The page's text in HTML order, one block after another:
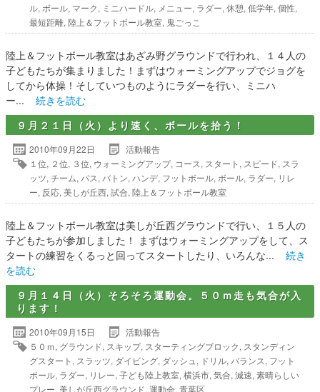
ル, ボール, マーク, ミニハードル, メニュー, ラダー, 休憩, 低学年, 個性,
最短距離, 陸上＆フットボール教室, 鬼ごっこ
陸上＆フットボール教室はあざみ野グラウンドで行われ、１４人の
子どもたちが集まりました！まずはウォーミングアップでジョグを
してから体操！そしていつものようにラダーを行い、ミニハ
ー... 続きを読む
９月２１日（火）より速く、ボールを拾う！
2010年09月22日
活動報告
１位, ２位, ３位, ウォーミングアップ, コース, スタート , スピード, スラ
ッツ, チーム, パス, バトン, ハンデ, フットボール, ボール, ラダー, リレ
ー, 反応, 美しが丘西, 試合, 陸上＆フットボール教室
陸上＆フットボール教室は美しが丘西グラウンドで行い、１５人の
子どもたちが参加しました！ まずはウォーミングアップをして、ス
タートの練習をくるっと回ってスタートしたり、いろんな... 続き
を読む
９月１４日（火）そろそろ運動会。５０ｍ走も気合が入
ります！
2010年09月15日
活動報告
５０ｍ, グラウンド, スキップ, スターティングブロック, スタンディン
グスタート , スラッツ, ダイビング, ダッシュ , ドリル, バランス, フット
ボール, ラダー, リレー, 子ども陸上教室, 横浜市, 気合, 減速, 素晴らしい
プレー, 美しが丘西グラウンド, 運動会, 青葉区